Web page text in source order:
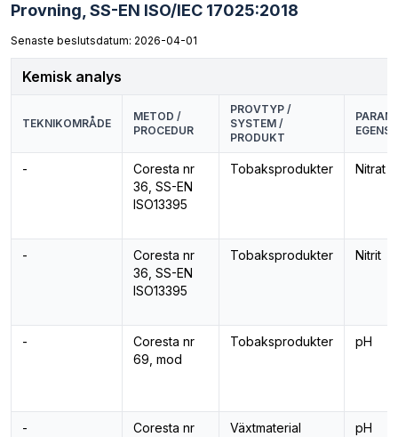
Provning, SS-EN ISO/IEC 17025:2018
Senaste beslutsdatum: 2026-04-01
Kemisk analys
TEKNIKOMRÅDE
METOD /
PROCEDUR
PROVTYP /
SYSTEM /
PRODUKT
-
Coresta nr
36, SS-EN
ISO13395
Tobaksprodukter Nitrat
-
Coresta nr
36, SS-EN
ISO13395
Tobaksprodukter Nitrit
-
Coresta nr
69, mod
Tobaksprodukter pH
-
Coresta nr
Växtmaterial pH